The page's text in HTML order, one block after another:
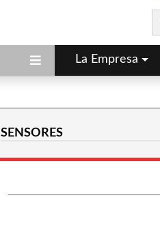
La Empresa
SENSORES